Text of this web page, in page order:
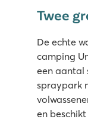
Twee
De echte
camping
een aantal
spraypark
en